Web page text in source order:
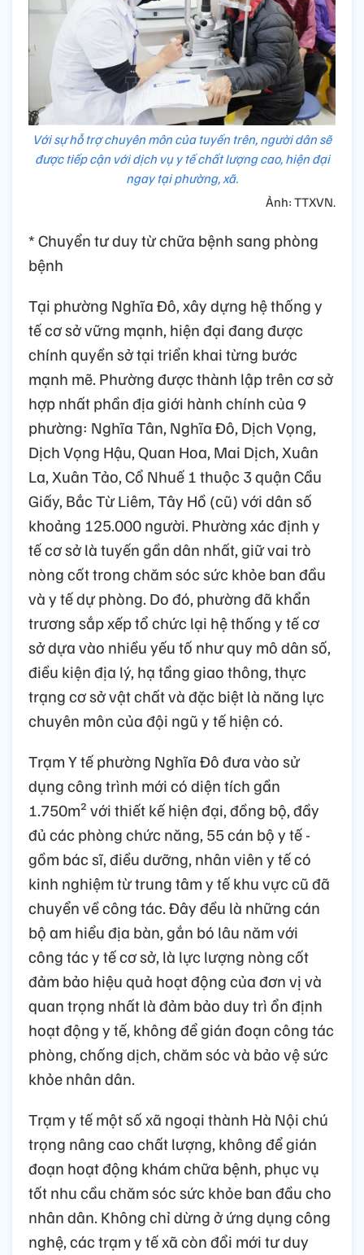
Với sự hỗ trợ chuyên môn của tuyến trên, người dân sẽ
được tiếp cận với dịch vụ y tế chất lượng cao, hiện đại
ngay tại phường, xã.
Ảnh: TTXVN.
* Chuyển tư duy từ chữa bệnh sang phòng
bệnh
Tại phường Nghĩa Đô, xây dựng hệ thống y
tế cơ sở vững mạnh, hiện đại đang được
chính quyền sở tại triển khai từng bước
mạnh mẽ. Phường được thành lập trên cơ sở
hợp nhất phần địa giới hành chính của 9
phường: Nghĩa Tân, Nghĩa Đô, Dịch Vọng,
Dịch Vọng Hậu, Quan Hoa, Mai Dịch, Xuân
La, Xuân Tảo, Cổ Nhuế 1 thuộc 3 quận Cầu
Giấy, Bắc Từ Liêm, Tây Hồ (cũ) với dân số
khoảng 125.000 người. Phường xác định y
tế cơ sở là tuyến gần dân nhất, giữ vai trò
nòng cốt trong chăm sóc sức khỏe ban đầu
và y tế dự phòng. Do đó, phường đã khẩn
trương sắp xếp tổ chức lại hệ thống y tế cơ
sở dựa vào nhiều yếu tố như quy mô dân số,
điều kiện địa lý, hạ tầng giao thông, thực
trạng cơ sở vật chất và đặc biệt là năng lực
chuyên môn của đội ngũ y tế hiện có.
Trạm Y tế phường Nghĩa Đô đưa vào sử
dụng công trình mới có diện tích gần
1.750m² với thiết kế hiện đại, đồng bộ, đầy
đủ các phòng chức năng, 55 cán bộ y tế -
gồm bác sĩ, điều dưỡng, nhân viên y tế có
kinh nghiệm từ trung tâm y tế khu vực cũ đã
chuyển về công tác. Đây đều là những cán
bộ am hiểu địa bàn, gắn bó lâu năm với
công tác y tế cơ sở, là lực lượng nòng cốt
đảm bảo hiệu quả hoạt động của đơn vị và
quan trọng nhất là đảm bảo duy trì ổn định
hoạt động y tế, không để gián đoạn công tác
phòng, chống dịch, chăm sóc và bảo vệ sức
khỏe nhân dân.
Trạm y tế một số xã ngoại thành Hà Nội chú
trọng nâng cao chất lượng, không để gián
đoạn hoạt động khám chữa bệnh, phục vụ
tốt nhu cầu chăm sóc sức khỏe ban đầu cho
nhân dân. Không chỉ dừng ở ứng dụng công
nghệ, các trạm y tế xã còn đổi mới tư duy